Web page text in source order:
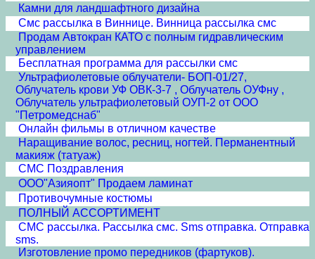
Камни для ландшафтного дизайна
Смс рассылка в Виннице. Винница рассылка смс
Продам Автокран КАТО с полным гидравлическим
управлением
Бесплатная программа для рассылки смс
Ультрафиолетовые облучатели- БОП-01/27,
Облучатель крови УФ ОВК-3-7 , Облучатель ОУФну ,
Облучатель ультрафиолетовый ОУП-2 от ООО
"Петромедснаб"
Онлайн фильмы в отличном качестве
Наращивание волос, ресниц, ногтей. Перманентный
макияж (татуаж)
СМС Поздравления
ООО"Азияопт" Продаем ламинат
Противочумные костюмы
ПОЛНЫЙ АССОРТИМЕНТ
СМС рассылка. Рассылка смс. Sms отправка. Отправка
sms.
Изготовление промо передников (фартуков).